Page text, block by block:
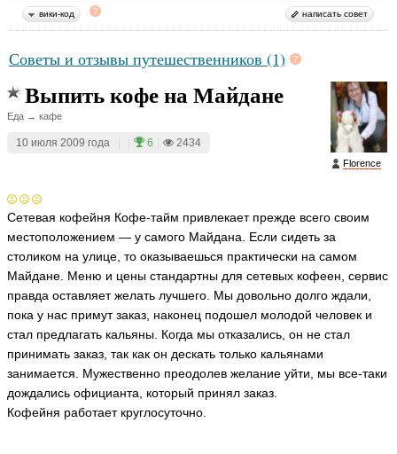
вики-код написать совет
Советы и отзывы путешественников (1)
Florence
Выпить кофе на Майдане
Еда → кафе
10 июля 2009 года 6 2434
Сетевая кофейня Кофе-тайм привлекает прежде всего своим
местоположением — у самого Майдана. Если сидеть за
столиком на улице, то оказываешься практически на самом
Майдане. Меню и цены стандартны для сетевых кофеен, сервис
правда оставляет желать лучшего. Мы довольно долго ждали,
пока у нас примут заказ, наконец подошел молодой человек и
стал предлагать кальяны. Когда мы отказались, он не стал
принимать заказ, так как он дескать только кальянами
занимается. Мужественно преодолев желание уйти, мы все-таки
дождались официанта, который принял заказ.
Кофейня работает круглосуточно.